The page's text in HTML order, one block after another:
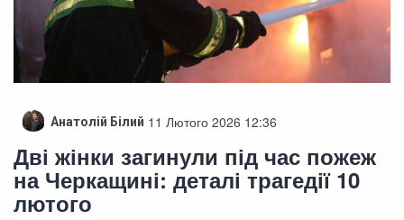
Анатолій Білий 11 Лютого 2026 12:36
Дві жінки загинули під час пожеж
на Черкащині: деталі трагедії 10
лютого